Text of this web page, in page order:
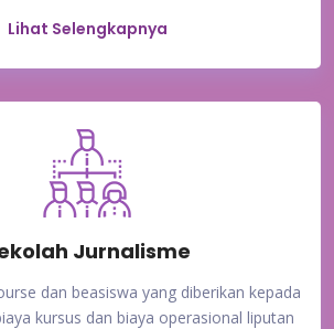
Lihat Selengkapnya
Jurnalisme
dan beasiswa yang diberikan kepada
kursus dan biaya operasional liputan